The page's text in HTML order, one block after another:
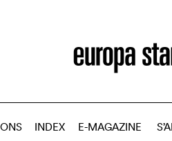
INDEX E-MAGAZINE